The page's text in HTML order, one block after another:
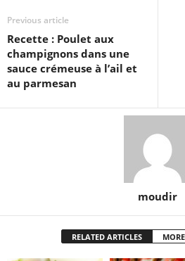
Previous article
Recette : Poulet aux
champignons dans une
sauce crémeuse à l’ail et
au parmesan
moudir
RELATED ARTICLES